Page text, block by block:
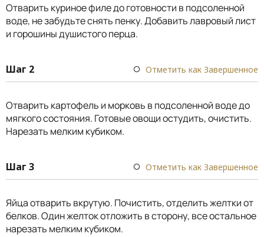
Отварить куриное филе до готовности в подсоленной
воде, не забудьте снять пенку. Добавить лавровый лист
и горошины душистого перца.
Шаг 2 Отметить как Завершенное
Отварить картофель и морковь в подсоленной воде до
мягкого состояния. Готовые овощи остудить, очистить.
Нарезать мелким кубиком.
Шаг 3 Отметить как Завершенное
Яйца отварить вкрутую. Почистить, отделить желтки от
белков. Один желток отложить в сторону, все остальное
нарезать мелким кубиком.